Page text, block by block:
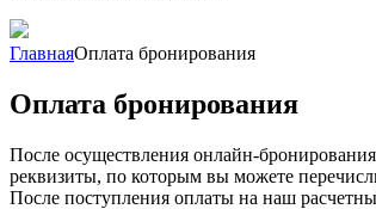
ГлавнаяОплата бронирования
Оплата бронирования
После осуществления онлайн-
реквизиты, по которым вы можете
После поступления оплаты на наш